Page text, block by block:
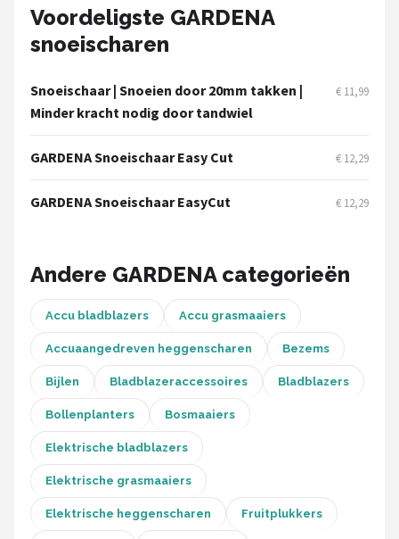
Husqvarna
WORX
Einhell
Makita
Fiskars
Alle merken →
Voordeligste GARDENA
snoeischaren
Snoeischaar | Snoeien door 20mm takken |
Minder kracht nodig door tandwiel
€ 11,99
GARDENA Snoeischaar Easy Cut € 12,29
GARDENA Snoeischaar EasyCut € 12,29
Andere GARDENA categorieën
Accu bladblazers Accu grasmaaiers
Accuaangedreven heggenscharen Bezems
Bijlen Bladblazeraccessoires Bladblazers
Bollenplanters Bosmaaiers
Elektrische bladblazers
Elektrische grasmaaiers
Elektrische heggenscharen Fruitplukkers